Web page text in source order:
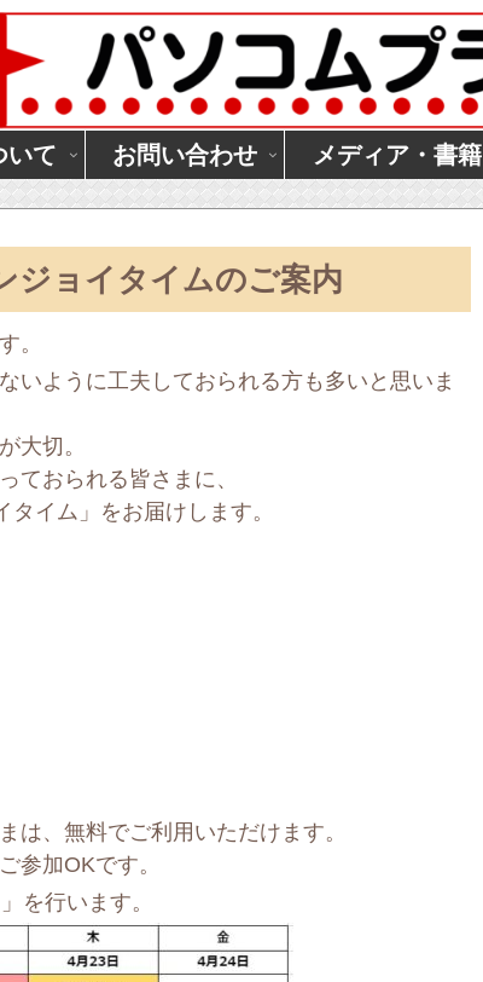
いて お問い合わせ メディア・書籍
ジョイタイムのご案内
。
いように工夫しておられる方も多いと思いま
大切。
ておられる皆さまに、
イム」をお届けします。
は、無料でご利用いただけます。
参加OKです。
を行います。